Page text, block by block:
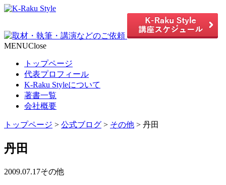
MENUClose
トップページ
代表プロフィール
K-Raku Styleについて
著書一覧
会社概要
トップページ > 公式ブログ > その他 > 丹田
丹田
2009.07.17その他